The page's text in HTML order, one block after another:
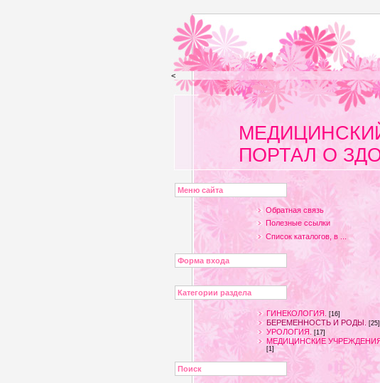
<
ПОРТАЛ О
Меню сайта
Обратная связь
Полезные ссылки
Список каталогов, в ...
Форма входа
Категории раздела
ГИНЕКОЛОГИЯ. [16]
БЕРЕМЕННОСТЬ И РОДЫ. [25]
УРОЛОГИЯ. [17]
МЕДИЦИНСКИЕ
[1]
Поиск